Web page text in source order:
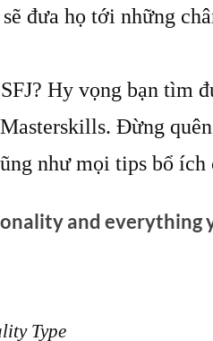
đưa họ tới những
Hy vọng bạn tìm
Đừng
như mọi tips bổ
and
Type